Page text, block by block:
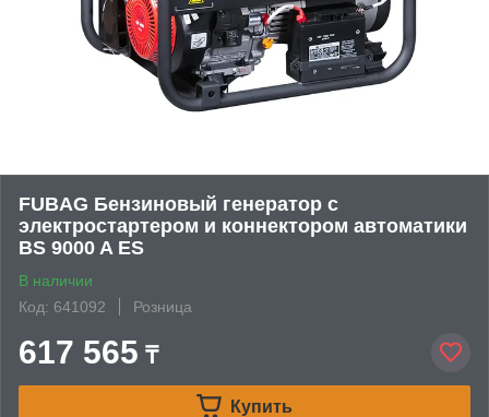
FUBAG Бензиновый генератор с
электростартером и коннектором автоматики
BS 9000 A ES
В наличии
Код: 641092
Розница
617 565 ₸
Купить